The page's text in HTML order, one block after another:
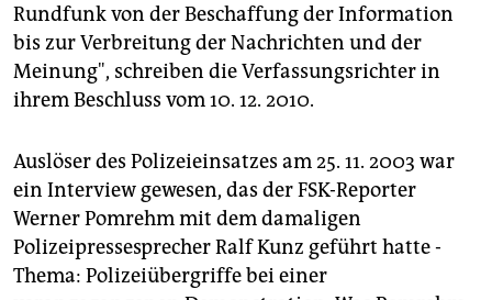
Rundfunk von der Beschaffung der Information
bis zur Verbreitung der Nachrichten und der
Meinung", schreiben die Verfassungsrichter in
ihrem Beschluss vom 10. 12. 2010.
Auslöser des Polizeieinsatzes am 25. 11. 2003 war
ein Interview gewesen, das der FSK-Reporter
Werner Pomrehm mit dem damaligen
Polizeipressesprecher Ralf Kunz geführt hatte -
Thema: Polizeiübergriffe bei einer